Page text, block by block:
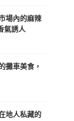
場內的麻辣
氣誘人
攤車美食，
地人私藏的